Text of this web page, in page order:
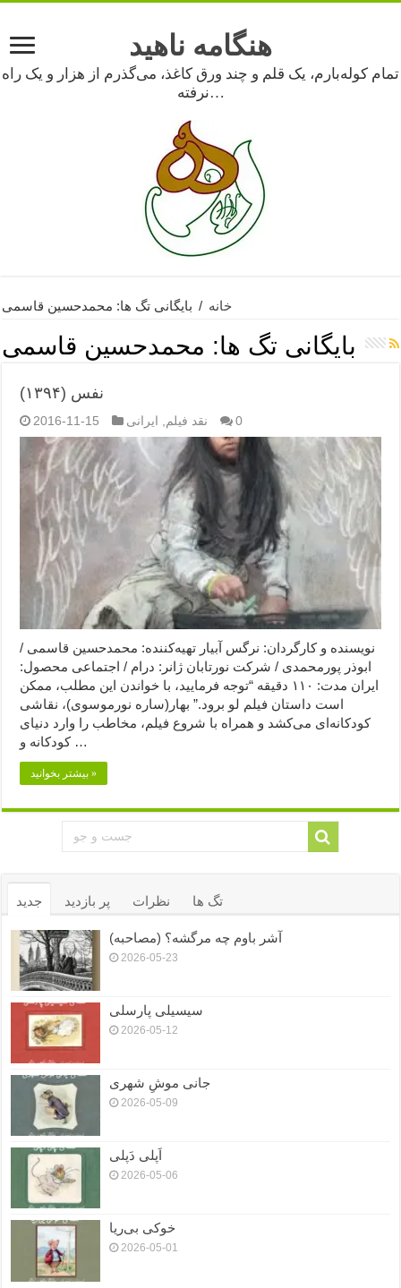
هنگامه ناهید
تمام کوله‌بارم، یک قلم و چند ورق کاغذ، می‌گذرم از هزار و یک راه
نرفته…
خانه / بایگانی تگ ها: محمدحسین قاسمی
بایگانی تگ ها: محمدحسین قاسمی
نفس (۱۳۹۴)
2016-11-15 نقد فیلم ایرانی 0
نویسنده و کارگردان: نرگس آبیار تهیه‌کننده: محمدحسین قاسمی /
ابوذر پورمحمدی / شرکت نورتابان ژانر: درام / اجتماعی محصول:
ایران مدت: ۱۱۰ دقیقه “توجه فرمایید،‌ با خواندن این مطلب، ممکن
است داستان فیلم لو برود.” بهار(ساره نورموسوی)، نقاشی
کودکانه‌ای می‌کشد و همراه با شروع فیلم، مخاطب را وارد دنیای
کودکانه و …
بیشتر بخوانید »
جدید پر بازدید نظرات تگ ها
آشر باوم چه مرگشه؟ (مصاحبه)
2026-05-23
سیسیلی پارسلی
2026-05-12
جانی موشِ شهری
2026-05-09
اَپلی دَپلی
2026-05-06
خوکی بی‌ریا
2026-05-01